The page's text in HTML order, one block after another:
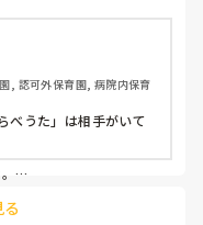
, 認可外保育園, 病院内保育
べうた」は相手がいて